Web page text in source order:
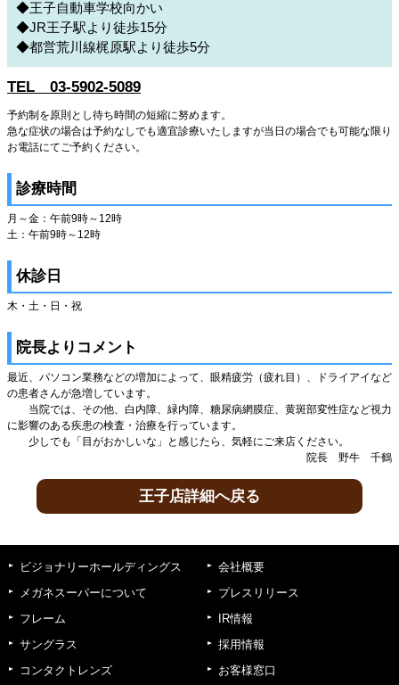
◆王子自動車学校向かい
◆JR王子駅より徒歩15分
◆都営荒川線梶原駅より徒歩5分
TEL 03-5902-5089
予約制を原則とし待ち時間の短縮に努めます。
急な症状の場合は予約なしでも適宜診療いたしますが当日の場合でも可能な限り
お電話にてご予約ください。
診療時間
月～金：午前9時～12時
土：午前9時～12時
休診日
木・土・日・祝
院長よりコメント
最近、パソコン業務などの増加によって、眼精疲労（疲れ目）、ドライアイなど
の患者さんが急増しています。
当院では、その他、白内障、緑内障、糖尿病網膜症、黄斑部変性症など視力
に影響のある疾患の検査・治療を行っています。
少しでも「目がおかしいな」と感じたら、気軽にご来店ください。
院長 野牛 千鶴
王子店詳細へ戻る
ビジョナリーホールディングス
メガネスーパーについて
フレーム
サングラス
コンタクトレンズ
会社概要
プレスリリース
IR情報
採用情報
お客様窓口